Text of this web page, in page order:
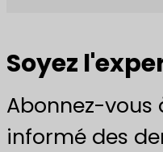
Soyez
Abonnez-vous
informé des